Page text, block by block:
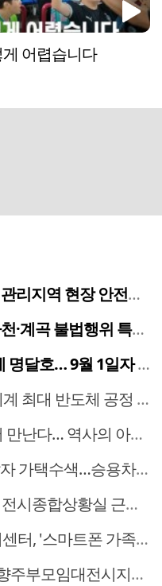
어렵습니다
역 현장 안전점검 실시
곡 불법행위 특별단속
… 9월 1일자 181명 인사
비 제조 기업 ASML 한종호 매니저
사의 아픔 치유, '평화의 장'
색…승용차 압류·공매 착수
상황실 근무자 사전교육
트폰 가족치유캠프' 운영
회, 이심점심 중식지원 봉사활동